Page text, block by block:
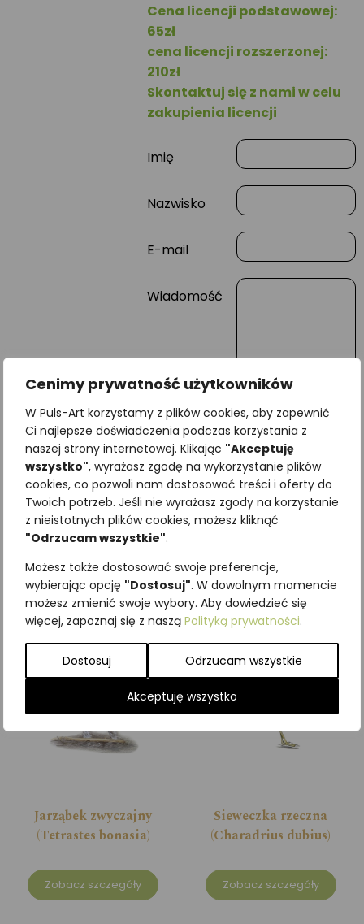
Cenimy prywatność użytkowników
W Puls-Art korzystamy z plików cookies, aby zapewnić
Ci najlepsze doświadczenia podczas korzystania z
naszej strony internetowej. Klikając "Akceptuję
wszystko", wyrażasz zgodę na wykorzystanie plików
cookies, co pozwoli nam dostosować treści i oferty do
Twoich potrzeb. Jeśli nie wyrażasz zgody na korzystanie
z nieistotnych plików cookies, możesz kliknąć
"Odrzucam wszystkie".
Możesz także dostosować swoje preferencje,
wybierając opcję "Dostosuj". W dowolnym momencie
możesz zmienić swoje wybory. Aby dowiedzieć się
więcej, zapoznaj się z naszą Polityką prywatności.
Dostosuj Odrzucam wszystkie
Akceptuję wszystko
Cena licencji podstawowej:
65zł
cena licencji rozszerzonej:
210zł
Skontaktuj się z nami w celu
zakupienia licencji
Imię
Nazwisko
E-mail
Wiadomość
Najniższa cena z ostatnich 30
dni:65,00zł
SKU:Brak danych
Kategorie:
Wodne
Podobne produkty
Jarząbek zwyczajny
(Tetrastes bonasia)
Zobacz szczegóły
Sieweczka rzeczna
(Charadrius dubius)
Zobacz szczegóły